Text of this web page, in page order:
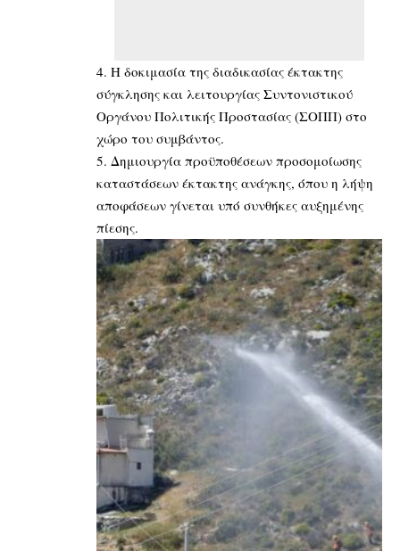
4. Η δοκιμασία της διαδικασίας έκτακτης
σύγκλησης και λειτουργίας Συντονιστικού
Οργάνου Πολιτικής Προστασίας (ΣΟΠΠ) στο
χώρο του συμβάντος.
5. Δημιουργία προϋποθέσεων προσομοίωσης
καταστάσεων έκτακτης ανάγκης, όπου η λήψη
αποφάσεων γίνεται υπό συνθήκες αυξημένης
πίεσης.